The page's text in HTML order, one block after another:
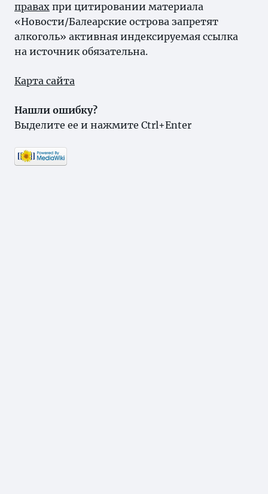
правах при цитировании материала
«Новости/Балеарские острова запретят
алкоголь» активная индексируемая ссылка
на источник обязательна.
Карта сайта
Нашли ошибку?
Выделите ее и нажмите Ctrl+Enter